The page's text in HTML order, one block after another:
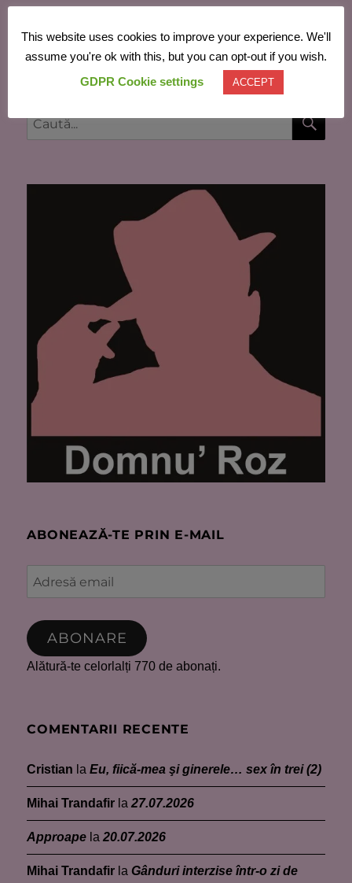
Powered by Translate
Caută
după:
ABONEAZĂ-TE PRIN E-MAIL
Adresă
email
ABONARE
Alătură-te celorlalți 770 de abonați.
COMENTARII RECENTE
Cristian laEu, fiică-mea şi ginerele… sex în trei (2)
Mihai Trandafir la27.07.2026
Approape la20.07.2026
Mihai Trandafir la Gânduri interzise într-o zi de
This website uses cookies to improve your experience. We'll
assume you're ok with this, but you can opt-out if you wish.
GDPR Cookie settings
ACCEPT